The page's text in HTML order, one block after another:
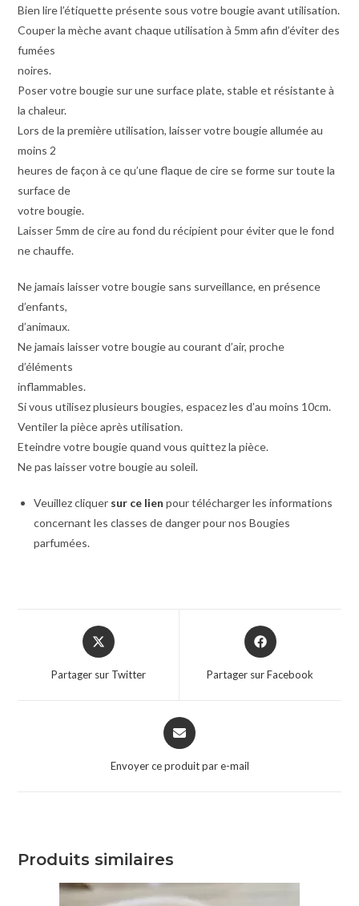
Bien lire l’étiquette présente sous votre bougie avant utilisation.
Couper la mèche avant chaque utilisation à 5mm afin d’éviter des
fumées
noires.
Poser votre bougie sur une surface plate, stable et résistante à
la chaleur.
Lors de la première utilisation, laisser votre bougie allumée au
moins 2
heures de façon à ce qu’une flaque de cire se forme sur toute la
surface de
votre bougie.
Laisser 5mm de cire au fond du récipient pour éviter que le fond
ne chauffe.
Ne jamais laisser votre bougie sans surveillance, en présence
d’enfants,
d’animaux.
Ne jamais laisser votre bougie au courant d’air, proche
d’éléments
inflammables.
Si vous utilisez plusieurs bougies, espacez les d’au moins 10cm.
Ventiler la pièce après utilisation.
Eteindre votre bougie quand vous quittez la pièce.
Ne pas laisser votre bougie au soleil.
Veuillez cliquer sur ce lien pour télécharger les informations
concernant les classes de danger pour nos Bougies
parfumées.
Partager sur Twitter Partager sur Facebook
Envoyer ce produit par e-mail
Produits similaires